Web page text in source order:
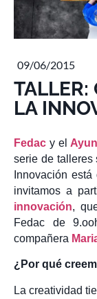
09/06/2015
TALLER:
LA
Fedac y el
serie de talleres
Innovación
invitamos a
innovación,
Fedac de
compañera
¿Por qué
La creatividad